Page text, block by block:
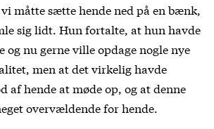
måtte sætte hende ned på en bænk,
sig lidt. Hun fortalte, at hun havde
og nu gerne ville opdage nogle nye
men at det virkelig havde
af hende at møde op, og at denne
overvældende for hende.